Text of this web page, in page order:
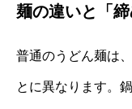
麺の違いと「
普通のうどん麺は
とに異なります。